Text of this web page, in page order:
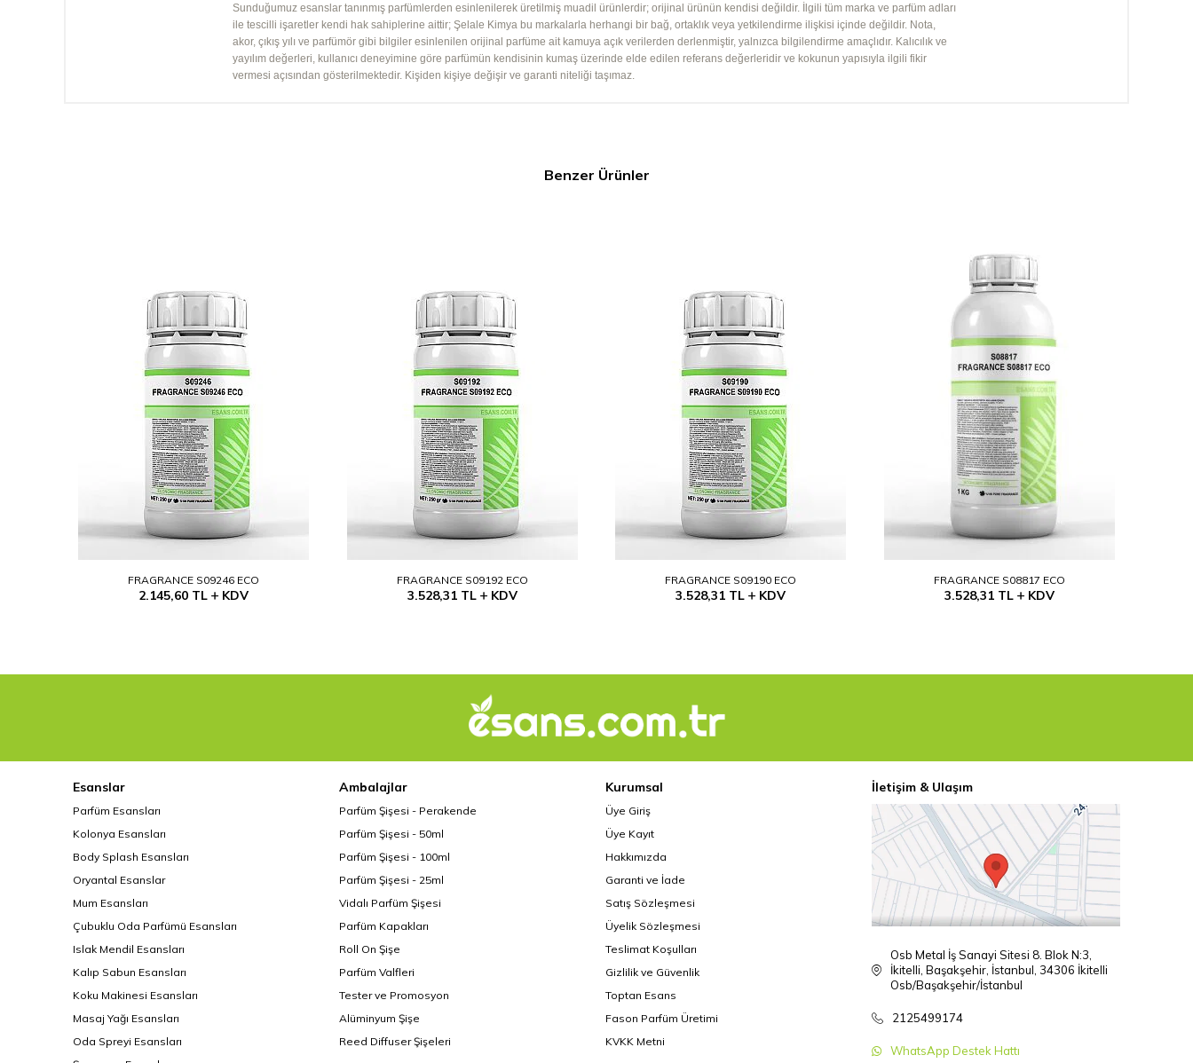
Sunduğumuz esanslar tanınmış parfümlerden esinlenilerek üretilmiş muadil ürünlerdir; orijinal ürünün kendisi değildir. İlgili tüm marka ve parfüm adları
ile tescilli işaretler kendi hak sahiplerine aittir; Şelale Kimya bu markalarla herhangi bir bağ, ortaklık veya yetkilendirme ilişkisi içinde değildir. Nota,
akor, çıkış yılı ve parfümör gibi bilgiler esinlenilen orijinal parfüme ait kamuya açık verilerden derlenmiştir, yalnızca bilgilendirme amaçlıdır. Kalıcılık ve
yayılım değerleri, kullanıcı deneyimine göre parfümün kendisinin kumaş üzerinde elde edilen referans değerleridir ve kokunun yapısıyla ilgili fikir
vermesi açısından gösterilmektedir. Kişiden kişiye değişir ve garanti niteliği taşımaz.
Benzer Ürünler
FRAGRANCE S09246 ECO
2.145,60 TL KDV
FRAGRANCE S09192 ECO
3.528,31TL KDV
FRAGRANCE S09190 ECO
3.528,31 TL KDV
FRAGRANCE S08817 ECO
3.528,31TL KDV
Esanslar
Parfüm Esansları
Kolonya Esansları
Body Splash Esansları
Oryantal Esanslar
Mum Esansları
Çubuklu Oda Parfümü Esansları
Islak Mendil Esansları
Kalıp Sabun Esansları
Koku Makinesi Esansları
Masaj Yağı Esansları
Oda Spreyi Esansları
Ambalajlar
Parfüm Şişesi - Perakende
Parfüm Şişesi - 50ml
Parfüm Şişesi - 100ml
Parfüm Şişesi - 25ml
Vidalı Parfüm Şişesi
Parfüm Kapakları
Roll On Şişe
Parfüm Valfleri
Tester ve Promosyon
Alüminyum Şişe
Reed Diffuser Şişeleri
Kurumsal
Üye Giriş
Üye Kayıt
Hakkımızda
Garanti ve İade
Satış Sözleşmesi
Üyelik Sözleşmesi
Teslimat Koşulları
Gizlilik ve Güvenlik
Toptan Esans
Fason Parfüm Üretimi
KVKK Metni
İletişim & Ulaşım
Osb Metal İş Sanayi Sitesi 8. Blok N:3,
İkitelli, Başakşehir, İstanbul, 34306 İkitelli
Osb/Başakşehir/İstanbul
2125499174
WhatsApp Destek Hattı